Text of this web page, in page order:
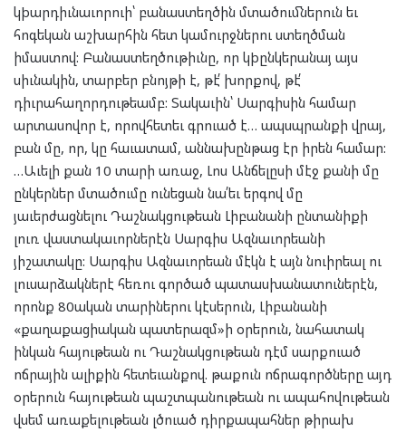
կþարդիւնաւորուի՝ բանաստեղծին մտածումներուն եւ
հոգեկան աշխարհին հետ կամուրջներու ստեղծման
իմաստով: Բանաստեղծութիւնը, որ կþընկերանայ այս
սիւնակին, տարբեր բնոյթի է, թէ՛ խորքով, թէ՛
դիւրահաղորդութեամբ: Տակաւին՝ Սարգիսին համար
արտասովոր է, որովհետեւ գրուած է… ապսպրանքի վրայ,
բան մը, որ, կը հաւատամ, աննախընթաց էր իրեն համար:
…Աւելի քան 10 տարի առաջ, Լոս Անճելըսի մէջ քանի մը
ընկերներ մտածումը ունեցան նա՛եւ երգով մը
յաւերժացնելու Դաշնակցութեան Լիբանանի ընտանիքի
լուռ վաստակաւորներէն Սարգիս Ազնաւորեանի
յիշատակը: Սարգիս Ազնաւորեան մէկն է այն նուիրեալ ու
լուսարձակներէ հեռու գործած պատասխանատուներէն,
որոնք 80ական տարիներու կէսերուն, Լիբանանի
«քաղաքացիական պատերազմ»ի օրերուն, նահատակ
ինկան հայութեան ու Դաշնակցութեան դէմ սարքուած
ոճրային ալիքին հետեւանքով. թաքուն ոճրագործները այդ
օրերուն հայութեան պաշտպանութեան ու ապահովութեան
վսեմ առաքելութեան լծուած դիրքապահներ թիրախ